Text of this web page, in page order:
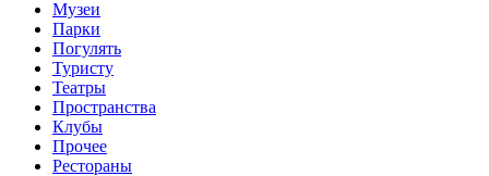
Музеи
Парки
Погулять
Туристу
Театры
Пространства
Клубы
Прочее
Рестораны